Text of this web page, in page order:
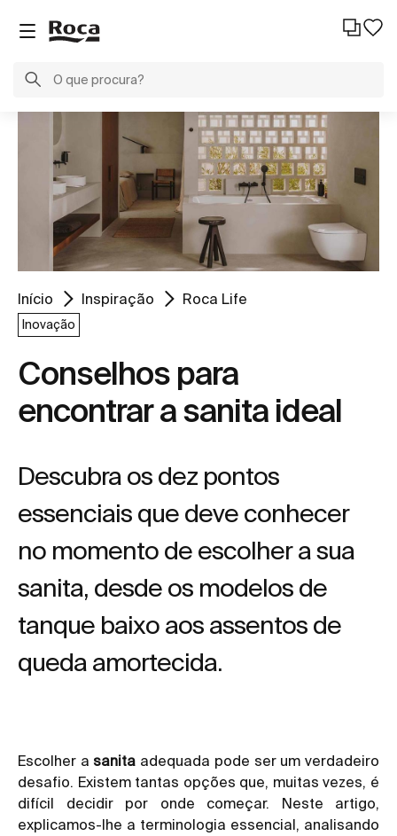
Início Inspiração Roca Life
Inovação
Conselhos para
encontrar a sanita ideal
Descubra os dez pontos
essenciais que deve conhecer
no momento de escolher a sua
sanita, desde os modelos de
tanque baixo aos assentos de
queda amortecida.
Escolher asanita adequada pode ser um verdadeiro
desafio. Existem tantas opções que, muitas vezes, é
difícil decidir por onde começar. Neste artigo,
explicamos-lhe a terminologia essencial, analisando